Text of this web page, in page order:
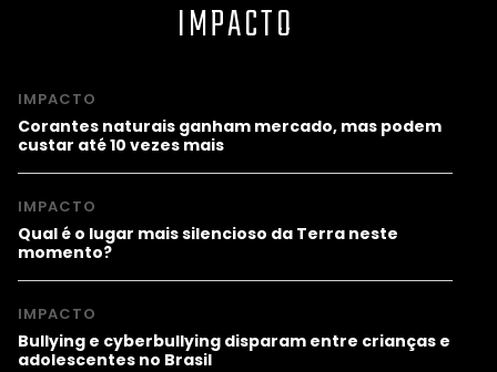
IMPACTO
IMPACTO
Corantes naturais ganham mercado, mas podem
custar até 10 vezes mais
IMPACTO
Qual é o lugar mais silencioso da Terra neste
momento?
IMPACTO
Bullying e cyberbullying disparam entre crianças e
adolescentes no Brasil